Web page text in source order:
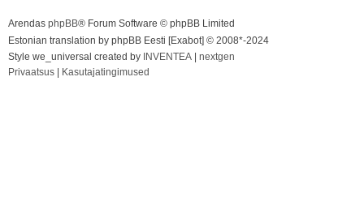
Arendas phpBB® Forum Software © phpBB Limited
Estonian translation by phpBB Eesti [Exabot] © 2008*-2024
Style we_universal created by INVENTEA
nextgen
Privaatsus
Kasutajatingimused